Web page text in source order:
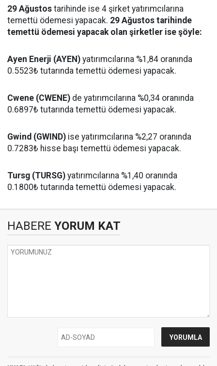
29 Ağustos tarihinde ise 4 şirket yatırımcılarına
temettü ödemesi yapacak. 29 Ağustos tarihinde
temettü ödemesi yapacak olan şirketler ise şöyle:
Ayen Enerji (AYEN) yatırımcılarına %1,84 oranında
0.5523₺ tutarında temettü ödemesi yapacak.
Cwene (CWENE) de yatırımcılarına %0,34 oranında
0.6897₺ tutarında temettü ödemesi yapacak.
Gwind (GWIND) ise yatırımcılarına %2,27 oranında
0.7283₺ hisse başı temettü ödemesi yapacak.
Tursg (TURSG) yatırımcılarına %1,40 oranında
0.1800₺ tutarında temettü ödemesi yapacak.
HABERE YORUM KAT